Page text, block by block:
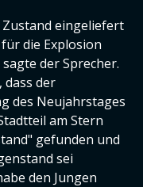
Zustand eingeliefert
die Explosion
der Sprecher.
dass der
des Neujahrstages
am Stern
gefunden und
sei
den Jungen